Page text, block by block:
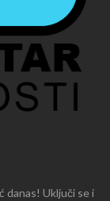
danas! Uključi se i